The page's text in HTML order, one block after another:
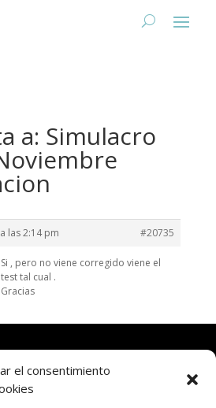
el consentimiento
a: Simulacro
las 2:14 pm
#20735
Si , pero no viene corregido viene el
test tal cual .
Gracias